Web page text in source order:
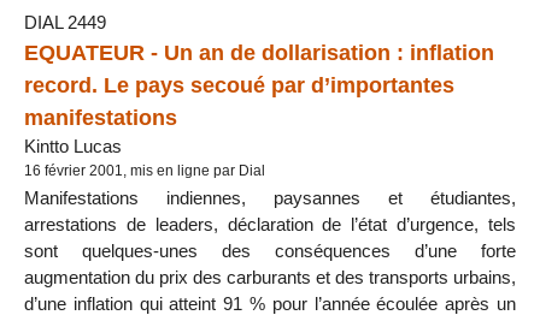
DIAL 2449
EQUATEUR - Un an de dollarisation : inflation
record. Le pays secoué par d’importantes
manifestations
Kintto Lucas
16 février 2001, mis en ligne par Dial
Manifestations indiennes, paysannes et étudiantes,
arrestations de leaders, déclaration de l’état d’urgence, tels
sont quelques-unes des conséquences d’une forte
augmentation du prix des carburants et des transports urbains,
d’une inflation qui atteint 91 % pour l’année écoulée après un